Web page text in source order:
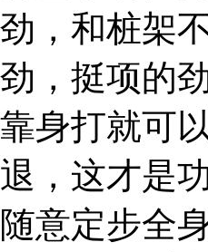
劲，和桩架
劲，挺项的
靠身打就可
退，这才是
随意定步全